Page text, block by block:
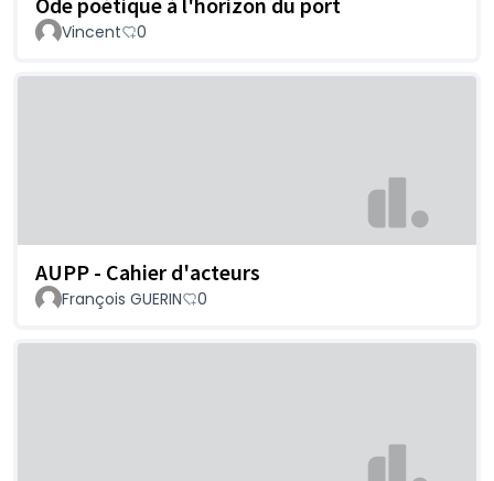
Vincent 0
AUPP - Cahier d'acteurs
François GUERIN 0